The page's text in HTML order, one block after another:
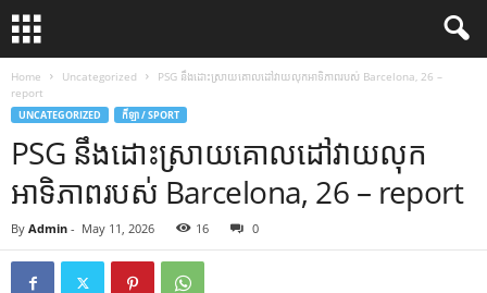
Home Uncategorized
PSG នឹង​ដោះស្រាយ​គោលដៅ​វាយលុក​អាទិភាព​របស់ Barcelona, ​​26 –
report
UNCATEGORIZED កីឡា / SPORT
PSG នឹង​ដោះស្រាយ​គោលដៅ​វាយលុក​
អាទិភាព​របស់ Barcelona, ​​26 – report
By Admin - May 11, 2026 16 0